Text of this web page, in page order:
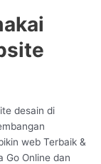
desain di
web Terbaik &
Go Online dan